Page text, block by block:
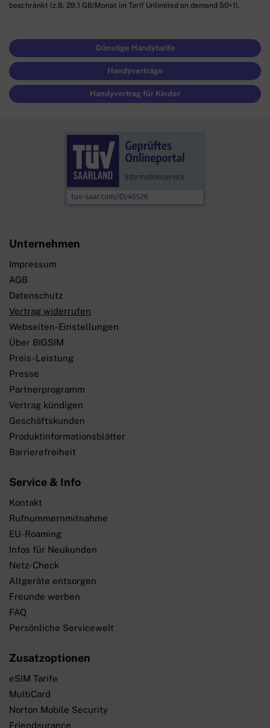
beschränkt (z.B. 29,1 GB/Monat im Tarif Unlimited on demand 50+1).
Günstige Handytarife
Handyverträge
Handyvertrag für Kinder
Unternehmen
Impressum
AGB
Datenschutz
Vertrag widerrufen
Webseiten-Einstellungen
Über BIGSIM
Preis-Leistung
Presse
Partnerprogramm
Vertrag kündigen
Geschäftskunden
Produktinformationsblätter
Barrierefreiheit
Service & Info
Kontakt
Rufnummernmitnahme
EU-Roaming
Infos für Neukunden
Netz-Check
Altgeräte entsorgen
Freunde werben
FAQ
Persönliche Servicewelt
Zusatzoptionen
eSIM Tarife
MultiCard
Norton Mobile Security
Friendsurance